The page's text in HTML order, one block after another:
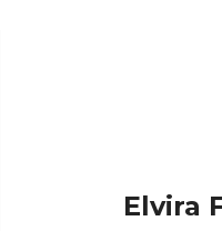
Elvira